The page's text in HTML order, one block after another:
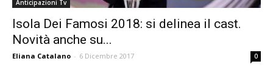
Anticipazioni Tv
Isola Dei Famosi 2018: si delinea il cast.
Novità anche su...
Eliana Catalano - 6 Dicembre 2017 0